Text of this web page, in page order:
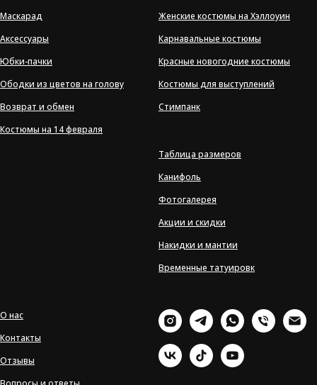
Маскарад
Аксессуары
Юбки-пачки
Ободки из цветов на голову
Возврат и обмен
Костюмы на 14 февраля
Женские костюмы на Хэллоуин
Карнавальные костюмы
Красные новогодние костюмы
Костюмы для выступлений
Стимпанк
Таблица размеров
Канифоль
Фотогалерея
Акции и скидки
Накидки и мантии
Временные татуировк
О нас
Контакты
Отзывы